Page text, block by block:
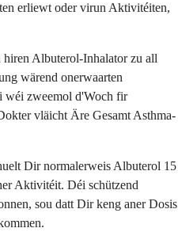
erliewt oder virun Aktivitéiten,
hiren Albuterol-Inhalator zu all
wärend onerwaarten
wéi zweemol d'Woch fir
vläicht Äre Gesamt Asthma-
Dir normalerweis Albuterol 15
Aktivitéit. Déi schützend
sou datt Dir keng aner Dosis